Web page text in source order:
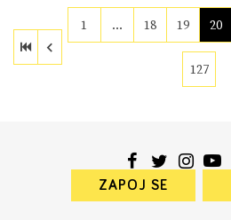
1 … 18 19 20
127
ZAPOJ SE